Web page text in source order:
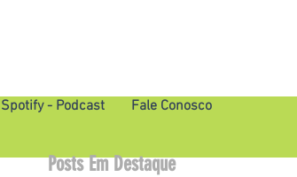
Spotify - Podcast Fale Conosco
Posts Em Destaque